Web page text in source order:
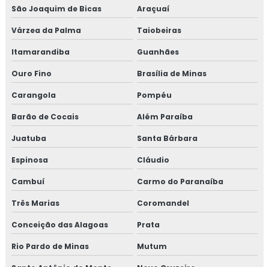
Empresa de treinamento para setor de alimentos
Gmp para transporte de cargas
Treinamento em adequação para acreditação na iso
17025
Treinamento em análise crítica de laudos de calibração
Treinamento em análise e diagnóstico de cultura
organizacional
Treinamento em análise sensorial
Treinamento em auditoria de fornecedores
Treinamento em auditoria interna
São Joaquim de Bicas Araçuaí
Várzea da Palma Taiobeiras
Itamarandiba Guanhães
Ouro Fino Brasília de Minas
Carangola Pompéu
Barão de Cocais Além Paraíba
Juatuba Santa Bárbara
Espinosa Cláudio
Cambuí Carmo do Paranaíba
Três Marias Coromandel
Conceição das Alagoas Prata
Rio Pardo de Minas Mutum